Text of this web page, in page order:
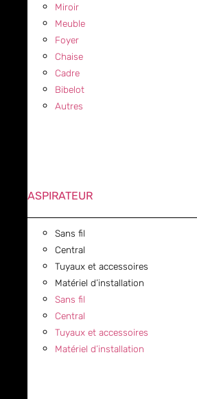
Miroir
Meuble
Foyer
Chaise
Cadre
Bibelot
Autres
ASPIRATEUR
Sans fil
Central
Tuyaux et accessoires
Matériel d’installation
Sans fil
Central
Tuyaux et accessoires
Matériel d’installation